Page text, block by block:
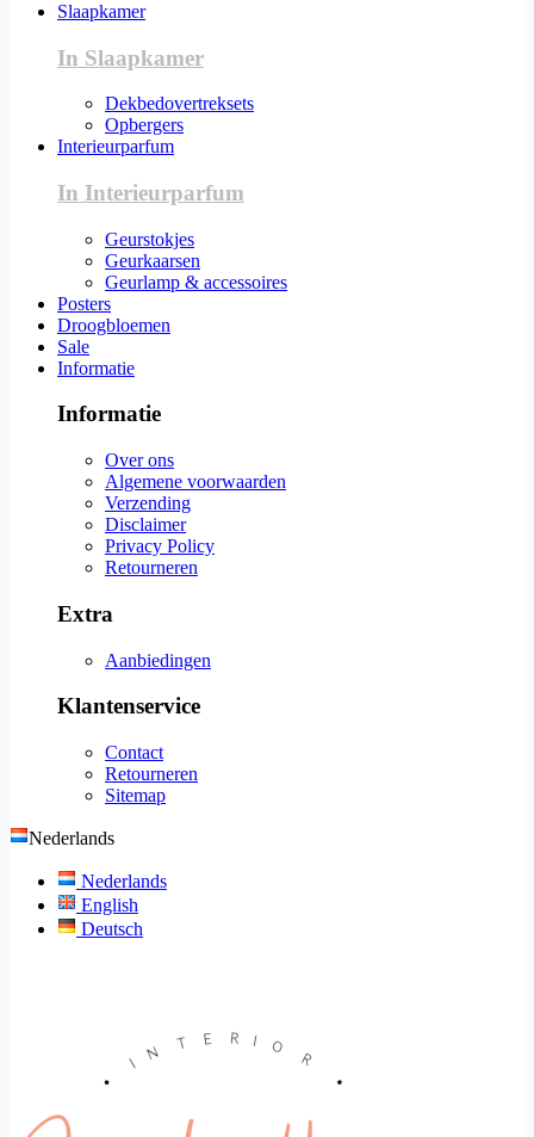
Slaapkamer
In Slaapkamer
Dekbedovertreksets
Opbergers
Interieurparfum
In Interieurparfum
Geurstokjes
Geurkaarsen
Geurlamp & accessoires
Posters
Droogbloemen
Sale
Informatie
Informatie
Over ons
Algemene voorwaarden
Verzending
Disclaimer
Privacy Policy
Retourneren
Extra
Aanbiedingen
Klantenservice
Contact
Retourneren
Sitemap
Nederlands
Nederlands
English
Deutsch